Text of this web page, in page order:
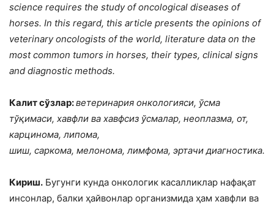
science requires the study of oncological diseases of
horses. In this regard, this article presents the opinions of
veterinary oncologists of the world, literature data on the
most common tumors in horses, their types, clinical signs
and diagnostic methods.
Калит сўзлар:ветеринария онкологияси, ўсма
тўқимаси, хавфли ва хавфсиз ўсмалар, неоплазма, от,
карцинома, липома,
шиш, саркома, мелонома, лимфома, эртачи диагностика.
Кириш. Бугунги кунда онкологик касалликлар нафақат
инсонлар, балки ҳайвонлар организмида ҳам хавфли ва